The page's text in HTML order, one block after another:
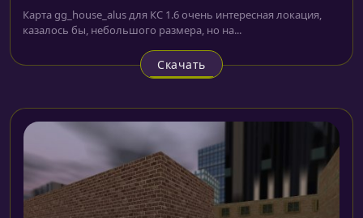
Карта gg_house_alus для КС 1.6 очень интересная локация,
казалось бы, небольшого размера, но на...
Скачать